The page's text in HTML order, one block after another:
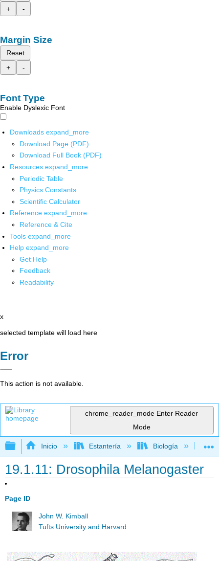
+
-
Margin Size
Reset
+
-
Font Type
Enable Dyslexic Font
Downloads expand_more
Download Page (PDF)
Download Full Book (PDF)
Resources expand_more
Periodic Table
Physics Constants
Scientific Calculator
Reference expand_more
Reference & Cite
Tools expand_more
Help expand_more
Get Help
Feedback
Readability
x
selected template will load here
Error
This action is not available.
chrome_reader_mode Enter Reader
Mode
Expandir/contraer jerarquía global
Inicio Estantería Biología
19.1.11: Drosophila Melanogaster
Page ID
John W. Kimball
Tufts University and Harvard